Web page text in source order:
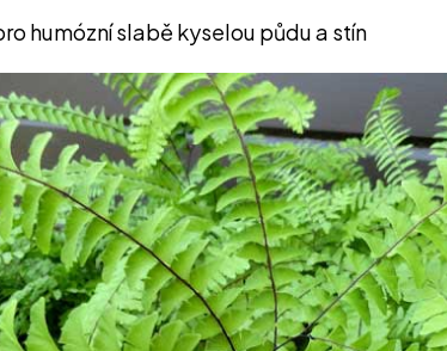
humózní slabě kyselou půdu a stín